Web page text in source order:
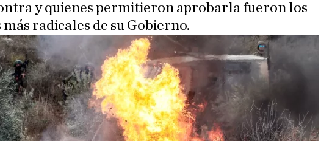
y quienes permitieron aprobarla fueron los
radicales de su Gobierno.